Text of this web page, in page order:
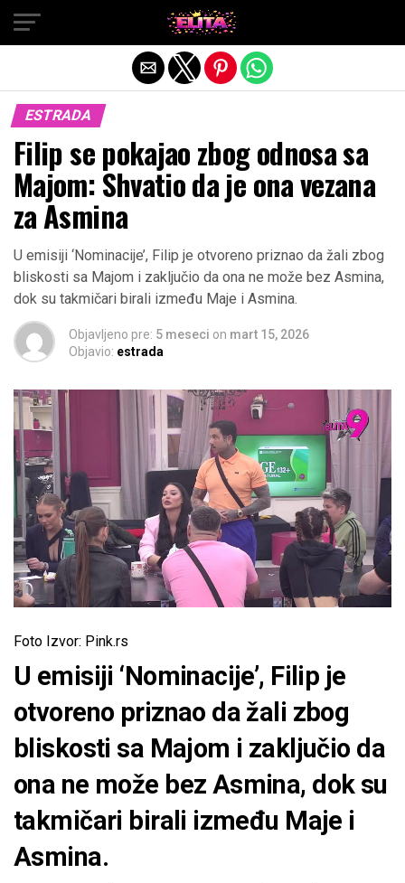
ESTRADA
Filip se pokajao zbog odnosa sa
Majom: Shvatio da je ona vezana
za Asmina
U emisiji ‘Nominacije’, Filip je otvoreno priznao da žali zbog
bliskosti sa Majom i zaključio da ona ne može bez Asmina,
dok su takmičari birali između Maje i Asmina.
Objavljeno pre: 5 meseci on mart 15, 2026
Objavio: estrada
Foto Izvor: Pink.rs
U emisiji ‘Nominacije’, Filip je
otvoreno priznao da žali zbog
bliskosti sa Majom i zaključio da
ona ne može bez Asmina, dok su
takmičari birali između Maje i
Asmina.
Exit mobile version